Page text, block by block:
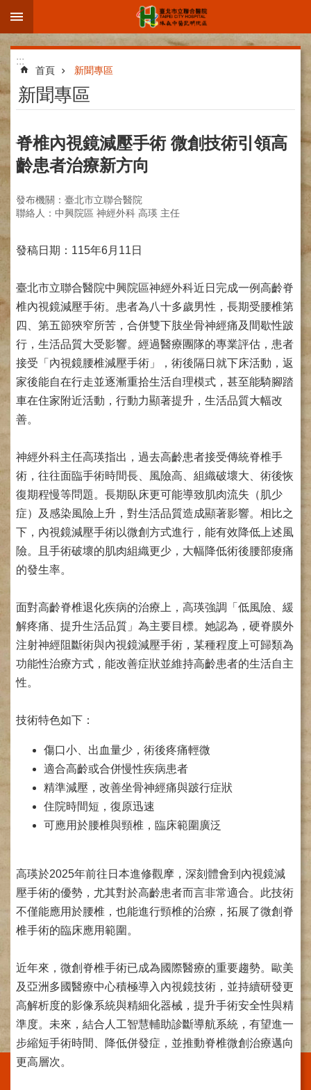
跳到主要內容區塊
進
階
搜
尋
院
簡
介
科
紹
網
路
掛
號
就
醫
指
南
臺
中
醫
國
際
交
流
訓
心
健
檢
查
心
(Health
Center)
電
子
病
歷
實
範
圍
交
通
資
訊
:::
首頁 新聞專區
新聞專區
脊椎內視鏡減壓手術 微創技術引領高
齡患者治療新方向
發布機關：臺北市立聯合醫院
聯絡人：中興院區 神經外科 高瑛 主任
發稿日期：115年6月11日
臺北市立聯合醫院中興院區神經外科近日完成一例高齡脊
椎內視鏡減壓手術。患者為八十多歲男性，長期受腰椎第
四、第五節狹窄所苦，合併雙下肢坐骨神經痛及間歇性跛
行，生活品質大受影響。經過醫療團隊的專業評估，患者
接受「內視鏡腰椎減壓手術」，術後隔日就下床活動，返
家後能自在行走並逐漸重拾生活自理模式，甚至能騎腳踏
車在住家附近活動，行動力顯著提升，生活品質大幅改
善。
神經外科主任高瑛指出，過去高齡患者接受傳統脊椎手
術，往往面臨手術時間長、風險高、組織破壞大、術後恢
復期程慢等問題。長期臥床更可能導致肌肉流失（肌少
症）及感染風險上升，對生活品質造成顯著影響。相比之
下，內視鏡減壓手術以微創方式進行，能有效降低上述風
險。且手術破壞的肌肉組織更少，大幅降低術後腰部痠痛
的發生率。
面對高齡脊椎退化疾病的治療上，高瑛強調「低風險、緩
解疼痛、提升生活品質」為主要目標。她認為，硬脊膜外
注射神經阻斷術與內視鏡減壓手術，某種程度上可歸類為
功能性治療方式，能改善症狀並維持高齡患者的生活自主
性。
技術特色如下：
傷口小、出血量少，術後疼痛輕微
適合高齡或合併慢性疾病患者
精準減壓，改善坐骨神經痛與跛行症狀
住院時間短，復原迅速
可應用於腰椎與頸椎，臨床範圍廣泛
高瑛於2025年前往日本進修觀摩，深刻體會到內視鏡減
壓手術的優勢，尤其對於高齡患者而言非常適合。此技術
不僅能應用於腰椎，也能進行頸椎的治療，拓展了微創脊
椎手術的臨床應用範圍。
近年來，微創脊椎手術已成為國際醫療的重要趨勢。歐美
及亞洲多國醫療中心積極導入內視鏡技術，並持續研發更
高解析度的影像系統與精細化器械，提升手術安全性與精
準度。未來，結合人工智慧輔助診斷導航系統，有望進一
步縮短手術時間、降低併發症，並推動脊椎微創治療邁向
更高層次。